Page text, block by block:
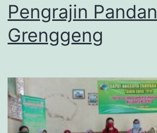
Pengrajin Pandan
Grenggeng